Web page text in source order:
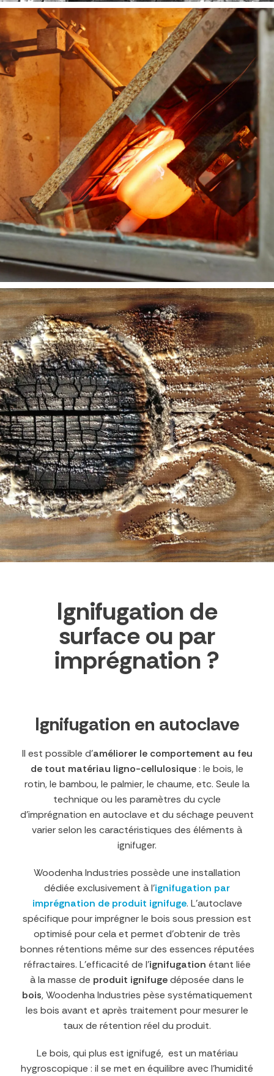
Ignifugation de
surface ou par
imprégnation ?
Ignifugation en autoclave
Il est possible d’améliorer le comportement au feu
de tout matériau ligno-cellulosique: le bois, le
rotin, le bambou, le palmier, le chaume, etc. Seule la
technique ou les paramètres du cycle
d’imprégnation en autoclave et du séchage peuvent
varier selon les caractéristiques des éléments à
ignifuger.
Woodenha Industries possède une installation
dédiée exclusivement à l’ignifugation par
imprégnation de produit ignifuge. L’autoclave
spécifique pour imprégner le bois sous pression est
optimisé pour cela et permet d’obtenir de très
bonnes rétentions même sur des essences réputées
réfractaires. L’efficacité de l’ignifugation étant liée
à la masse de produit ignifugedéposée dans le
bois, Woodenha Industries pèse systématiquement
les bois avant et après traitement pour mesurer le
taux de rétention réel du produit.
Le bois, qui plus est ignifugé, est un matériau
hygroscopique : il se met en équilibre avec l’humidité